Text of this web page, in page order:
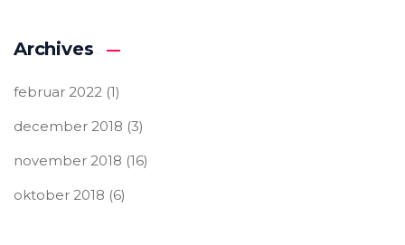
Archives
februar 2022 (1)
december 2018 (3)
november 2018 (16)
oktober 2018 (6)